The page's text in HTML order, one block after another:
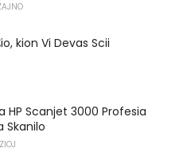
kion Vi Devas Scii
HP Scanjet 3000 Profesia
Skanilo